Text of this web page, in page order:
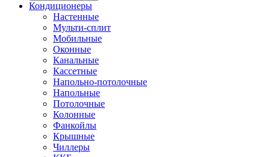
Кондиционеры
Настенные
Мульти-сплит
Мобильные
Оконные
Канальные
Кассетные
Напольно-потолочные
Напольные
Потолочные
Колонные
Фанкойлы
Крышные
Чиллеры